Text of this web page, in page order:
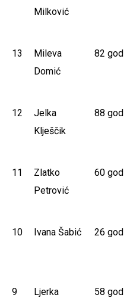
Milković
13
Mileva
Domić
82 god
12
Jelka
Klješčik
88 god
11
Zlatko
Petrović
60 god
10 Ivana Šabić 26 god
9
Ljerka
58 god